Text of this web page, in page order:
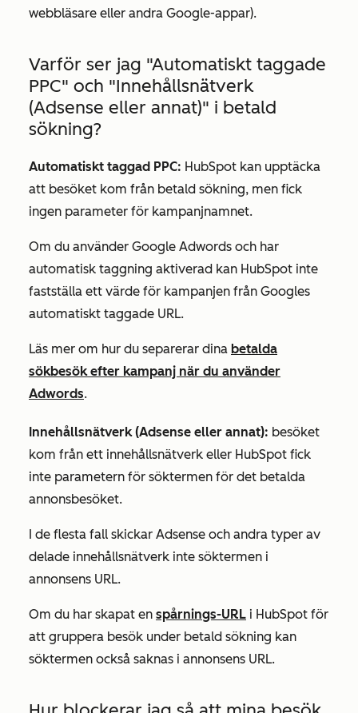
webbläsare eller andra Google-appar).
Varför ser jag "Automatiskt taggade
PPC" och "Innehållsnätverk
(Adsense eller annat)" i betald
sökning?
Automatiskt taggad PPC: HubSpot kan upptäcka
att besöket kom från betald sökning, men fick
ingen parameter för kampanjnamnet.
Om du använder Google Adwords och har
automatisk taggning aktiverad kan HubSpot inte
fastställa ett värde för kampanjen från Googles
automatiskt taggade URL.
Läs mer om hur du separerar dina betalda
sökbesök efter kampanj när du använder
Adwords.
Innehållsnätverk (Adsense eller annat): besöket
kom från ett innehållsnätverk eller HubSpot fick
inte parametern för söktermen för det betalda
annonsbesöket.
I de flesta fall skickar Adsense och andra typer av
delade innehållsnätverk inte söktermen i
annonsens URL.
Om du har skapat en spårnings-URL i HubSpot för
att gruppera besök under betald sökning kan
söktermen också saknas i annonsens URL.